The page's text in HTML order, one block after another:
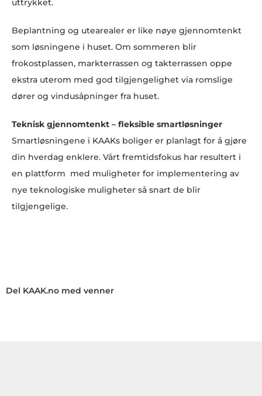
uttrykket.
Beplantning og utearealer er like nøye gjennomtenkt
som løsningene i huset. Om sommeren blir
frokostplassen, markterrassen og takterrassen oppe
ekstra uterom med god tilgjengelighet via romslige
dører og vindusåpninger fra huset.
Teknisk gjennomtenkt – fleksible smartløsninger
Smartløsningene i KAAKs boliger er planlagt for å gjøre
din hverdag enklere. Vårt fremtidsfokus har resultert i
en plattform med muligheter for implementering av
nye teknologiske muligheter så snart de blir
tilgjengelige.
Del KAAK.no med venner